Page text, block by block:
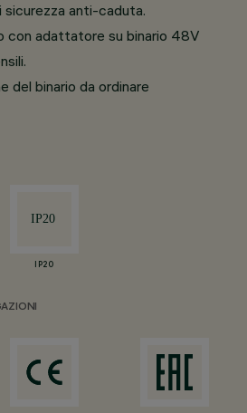
anti-caduta.
con adattatore su binario 48V
del binario da ordinare
IP20